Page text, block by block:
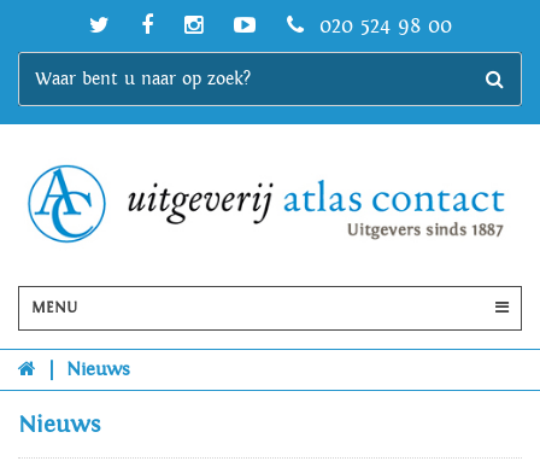
020 524 98 00
MENU
Nieuws
Nieuws